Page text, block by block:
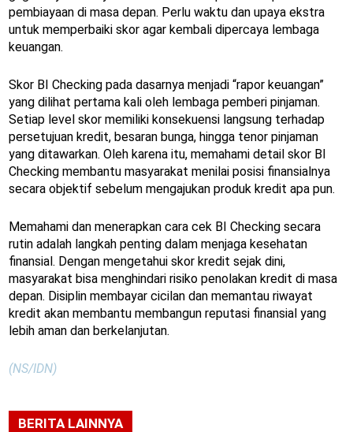
pembiayaan di masa depan. Perlu waktu dan upaya ekstra
untuk memperbaiki skor agar kembali dipercaya lembaga
keuangan.
Skor BI Checking pada dasarnya menjadi “rapor keuangan”
yang dilihat pertama kali oleh lembaga pemberi pinjaman.
Setiap level skor memiliki konsekuensi langsung terhadap
persetujuan kredit, besaran bunga, hingga tenor pinjaman
yang ditawarkan. Oleh karena itu, memahami detail skor BI
Checking membantu masyarakat menilai posisi finansialnya
secara objektif sebelum mengajukan produk kredit apa pun.
Memahami dan menerapkan cara cek BI Checking secara
rutin adalah langkah penting dalam menjaga kesehatan
finansial. Dengan mengetahui skor kredit sejak dini,
masyarakat bisa menghindari risiko penolakan kredit di masa
depan. Disiplin membayar cicilan dan memantau riwayat
kredit akan membantu membangun reputasi finansial yang
lebih aman dan berkelanjutan.
(NS/IDN)
BERITA LAINNYA